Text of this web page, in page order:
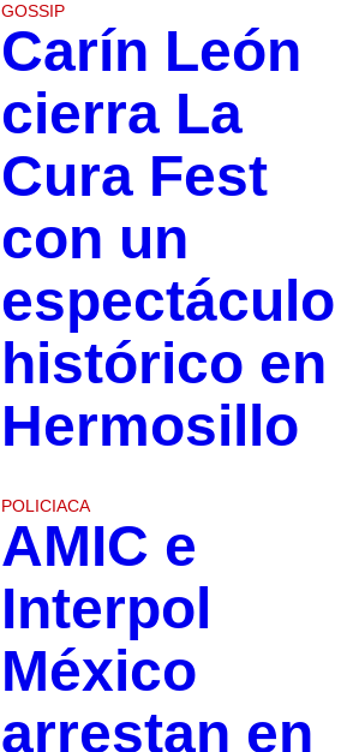
GOSSIP
Carín León
cierra La
Cura Fest
con un
espectáculo
histórico en
Hermosillo
POLICIACA
AMIC e
Interpol
México
arrestan en